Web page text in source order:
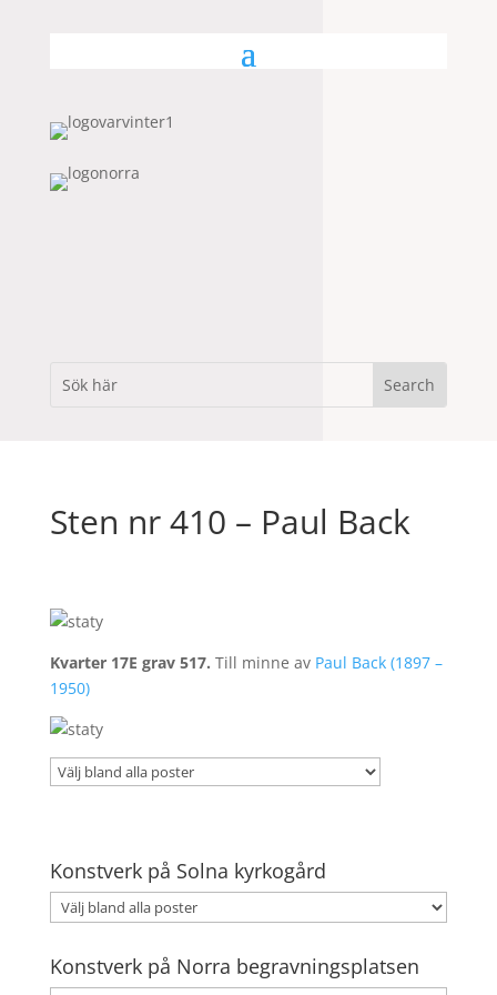
Sten nr 410 – Paul Back
Kvarter 17E grav 517. Till minne av Paul Back (1897 –
1950)
Konstverk på Solna kyrkogård
Konstverk på Norra begravningsplatsen